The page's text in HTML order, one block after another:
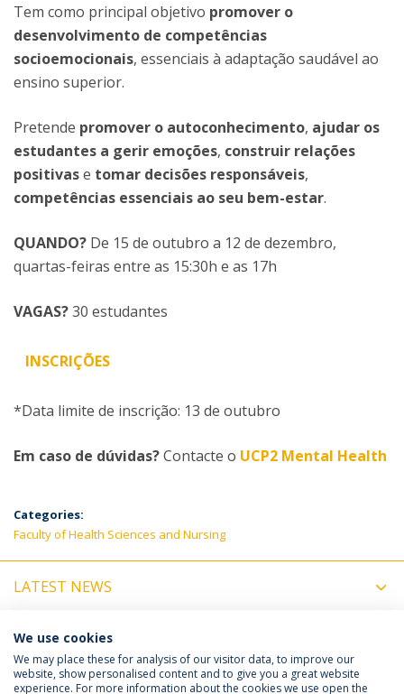
Tem como principal objetivo promover o
desenvolvimento de competências
socioemocionais, essenciais à adaptação saudável ao
ensino superior.
Pretende promover o autoconhecimento, ajudar os
estudantes a gerir emoções, construir relações
positivase tomar decisões responsáveis,
competências essenciais ao seu bem-estar.
QUANDO? De 15 de outubro a 12 de dezembro,
quartas-feiras entre as 15:30h e as 17h
VAGAS?30 estudantes
INSCRIÇÕES
*Data limite de inscrição: 13 de outubro
Em caso de dúvidas?Contacte o UCP2 Mental Health
Categories:
Faculty of Health Sciences and Nursing
LATEST NEWS
UPCOMING EVENTS
We use cookies
We may place these for analysis of our visitor data, to improve our
website, show personalised content and to give you a great website
experience. For more information about the cookies we use open the